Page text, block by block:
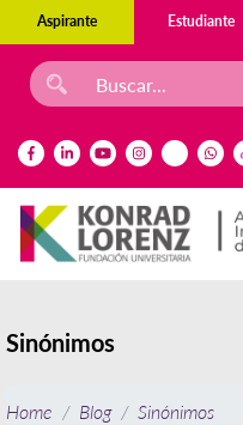
Aspirante Estudiante
Sinónimos
Home Blog Sinónimos